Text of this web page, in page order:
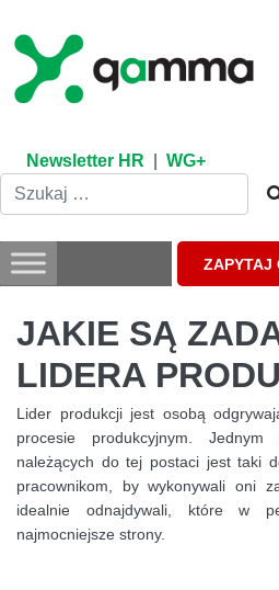
content
Newsletter HR WG+
ZAPYTAJ
JAKIE SĄ
LIDERA
Lider produkcji jest osobą
procesie produkcyjnym.
należących do tej postaci jest taki
pracownikom, by wykonywali oni
idealnie odnajdywali, które w
najmocniejsze strony.